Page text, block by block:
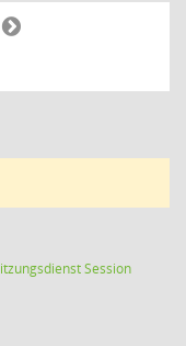
Session(Wird in